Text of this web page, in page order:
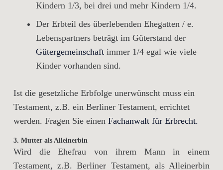
Kindern 1/3, bei drei und mehr Kindern 1/4.
Der Erbteil des überlebenden Ehegatten / e.
Lebenspartners beträgt im Güterstand der
Gütergemeinschaft immer 1/4 egal wie viele
Kinder vorhanden sind.
Ist die gesetzliche Erbfolge unerwünscht muss ein
Testament, z.B. ein Berliner Testament, errichtet
werden. Fragen Sie einen Fachanwalt für Erbrecht.
3. Mutter als Alleinerbin
Wird die Ehefrau von ihrem Mann in einem
Testament, z.B. Berliner Testament, als Alleinerbin